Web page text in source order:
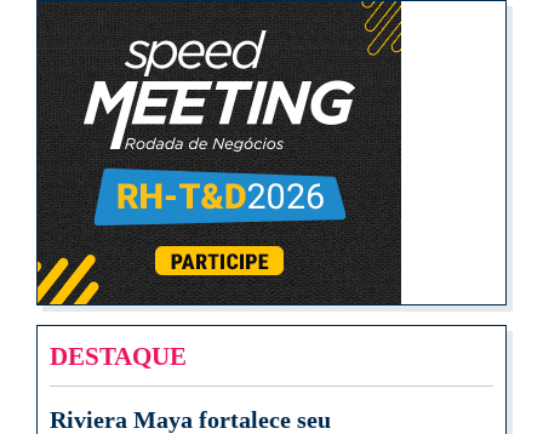
DESTAQUE
Riviera Maya fortalece seu